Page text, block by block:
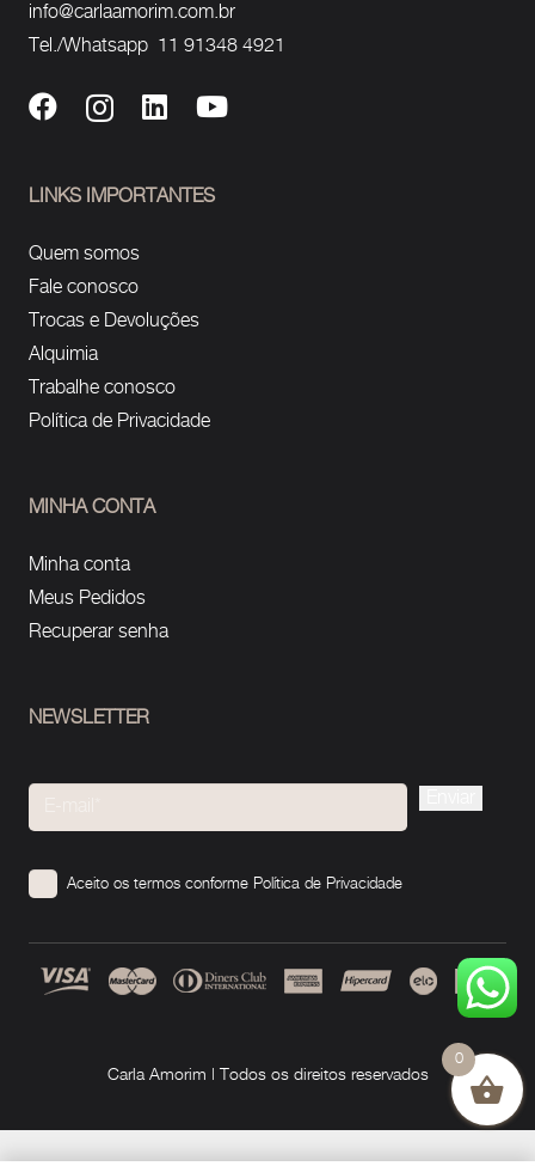
info@carlaamorim.com.br
Tel./Whatsapp 11 91348 4921
LINKS IMPORTANTES
Quem somos
Fale conosco
Trocas e Devoluções
Alquimia
Trabalhe conosco
Política de Privacidade
MINHA CONTA
Minha conta
Meus Pedidos
Recuperar senha
NEWSLETTER
Aceito os termos conforme Política de Privacidade
Carla Amorim | Todos os direitos reservados
0